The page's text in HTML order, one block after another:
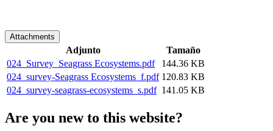
Attachments
Adjunto
Tamaño
024_Survey_Seagrass Ecosystems.pdf
144.36 KB
024_survey-Seagrass Ecosystems_f.pdf 120.83 KB
024_survey-seagrass-ecosystems_s.pdf 141.05 KB
Are you new to this website?